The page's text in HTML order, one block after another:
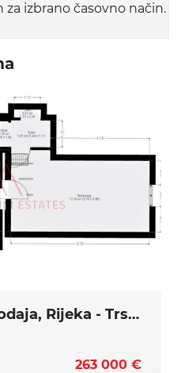
izbrano časovno način.
Pisarne, 41 m2, Prodaja, Rijeka - Trsat
263 000 €